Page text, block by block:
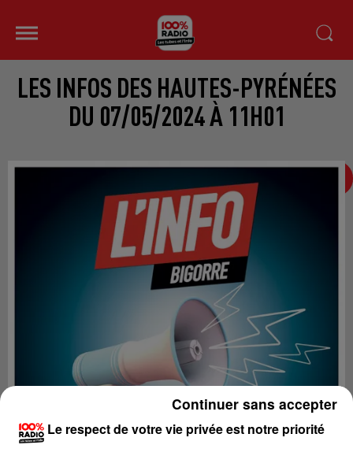
LES INFOS DES HAUTES-PYRÉNÉES
DU 07/05/2024 À 11H01
Le respect de votre vie privée est notre priorité
Continuer sans accepter